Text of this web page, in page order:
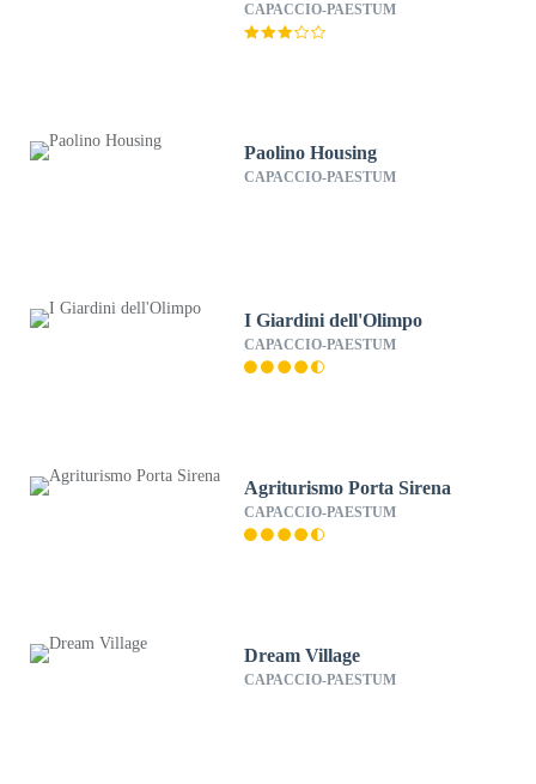
CAPACCIO-PAESTUM
Paolino Housing
CAPACCIO-PAESTUM
I Giardini dell'Olimpo
CAPACCIO-PAESTUM
Agriturismo Porta Sirena
CAPACCIO-PAESTUM
Dream Village
CAPACCIO-PAESTUM